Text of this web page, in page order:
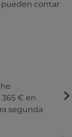
pueden contar
€ en
segunda